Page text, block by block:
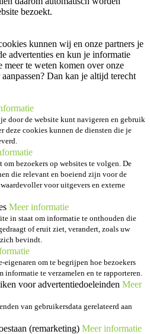
bezoekt.
kunnen wij en onze partners je
advertenties en kun je informatie
te weten komen over onze
Dan kan je altijd terecht
door de website kunt navigeren en gebruik
deze cookies kunnen de diensten die je
bezoekers op websites te volgen. De
die relevant en boeiend zijn voor de
voor uitgevers en externe
Meer informatie
in staat om informatie te onthouden die
of eruit ziet, verandert, zoals uw
bevindt.
om te begrijpen hoe bezoekers
informatie te verzamelen en te rapporteren.
voor advertentiedoeleinden Meer
van gebruikersdata gerelateerd aan
(remarketing) Meer informatie